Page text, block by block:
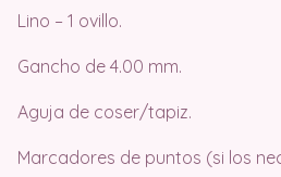
Lino – 1 ovillo.
Gancho de 4.00 mm.
Aguja de coser/tapiz.
Marcadores de puntos (si los